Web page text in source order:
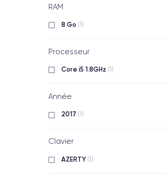
RAM
8 Go (1)
Processeur
Core i5 1.8GHz (1)
Année
2017 (1)
Clavier
AZERTY (1)